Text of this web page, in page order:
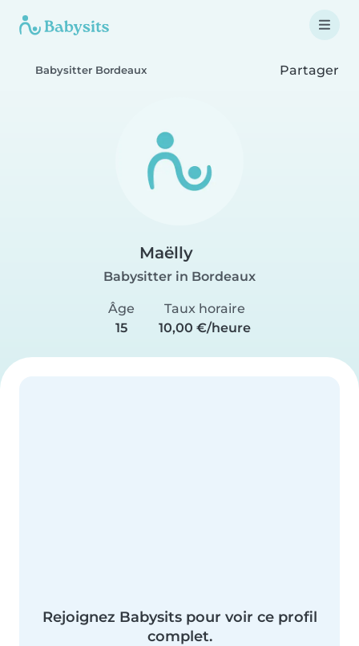
Babysitter Bordeaux Partager
Maëlly
Babysitter in Bordeaux
Âge
15
Taux horaire
10,00 €/heure
Rejoignez Babysits pour voir ce profil
complet.